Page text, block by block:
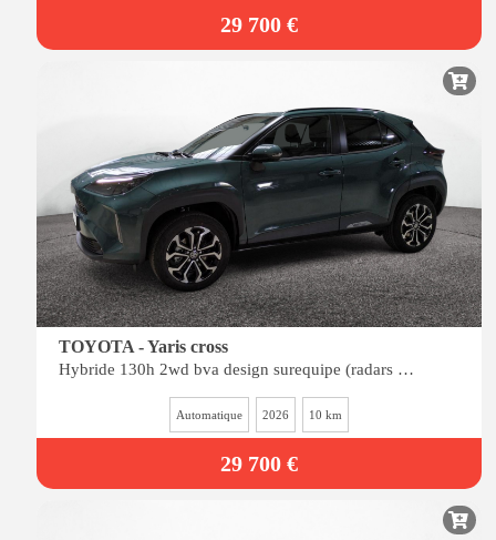
29 700 €
TOYOTA - Yaris cross
Hybride 130h 2wd bva design surequipe (radars av-ar, siÈges chauffants, angles morts)
Automatique 2026 10 km
29 700 €